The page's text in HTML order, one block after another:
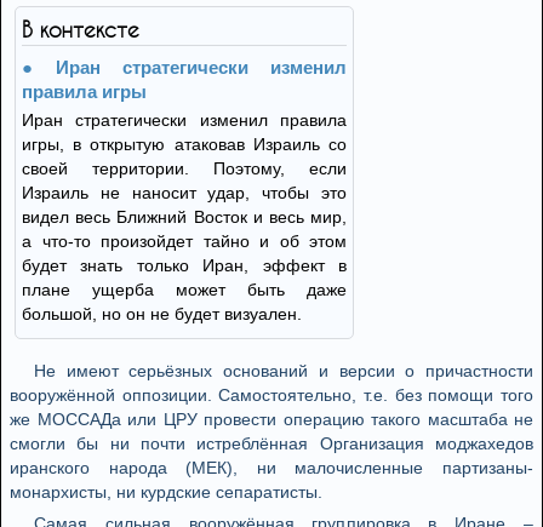
В контексте
Иран стратегически изменил
правила игры
Иран стратегически изменил правила
игры, в открытую атаковав Израиль со
своей территории. Поэтому, если
Израиль не наносит удар, чтобы это
видел весь Ближний Восток и весь мир,
а что-то произойдет тайно и об этом
будет знать только Иран, эффект в
плане ущерба может быть даже
большой, но он не будет визуален.
Не имеют серьёзных оснований и версии о причастности
вооружённой оппозиции. Самостоятельно, т.е. без помощи того
же МОССАДа или ЦРУ провести операцию такого масштаба не
смогли бы ни почти истреблённая Организация моджахедов
иранского народа (МЕК), ни малочисленные партизаны-
монархисты, ни курдские сепаратисты.